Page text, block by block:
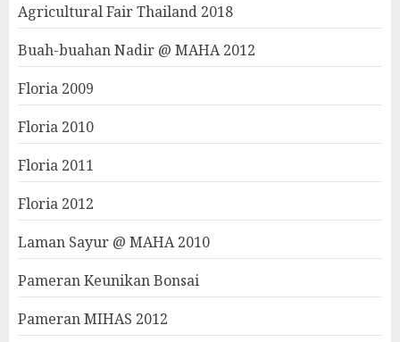
Agricultural Fair Thailand 2018
Buah-buahan Nadir @ MAHA 2012
Floria 2009
Floria 2010
Floria 2011
Floria 2012
Laman Sayur @ MAHA 2010
Pameran Keunikan Bonsai
Pameran MIHAS 2012